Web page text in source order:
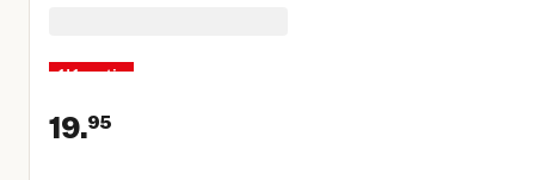
1+1 gratis
19.95